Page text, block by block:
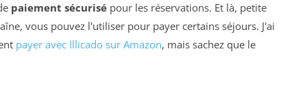
paiement sécurisé pour les réservations. Et là, petite
vous pouvez l'utiliser pour payer certains séjours. J'ai
payer avec Illicado sur Amazon, mais sachez que le